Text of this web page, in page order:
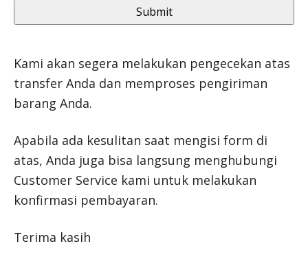
Kami akan segera melakukan pengecekan atas
transfer Anda dan memproses pengiriman
barang Anda.
Apabila ada kesulitan saat mengisi form di
atas, Anda juga bisa langsung menghubungi
Customer Service kami untuk melakukan
konfirmasi pembayaran.
Terima kasih